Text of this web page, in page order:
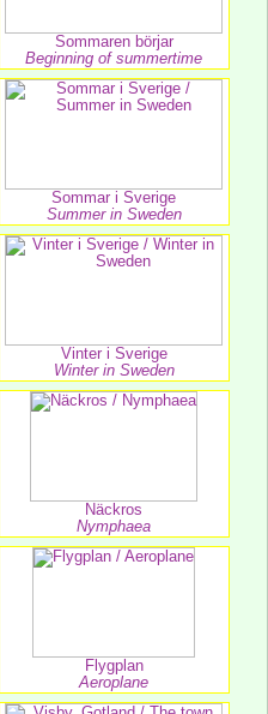
Sommaren börjar
Beginning of summertime
Sommar i Sverige
Summer in Sweden
Vinter i Sverige
Winter in Sweden
Näckros
Nymphaea
Flygplan
Aeroplane